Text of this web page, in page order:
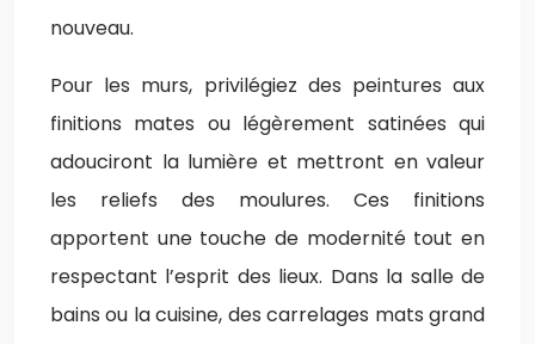
nouveau.
Pour les murs, privilégiez des peintures aux
finitions mates ou légèrement satinées qui
adouciront la lumière et mettront en valeur
les reliefs des moulures. Ces finitions
apportent une touche de modernité tout en
respectant l’esprit des lieux. Dans la salle de
bains ou la cuisine, des carrelages mats grand